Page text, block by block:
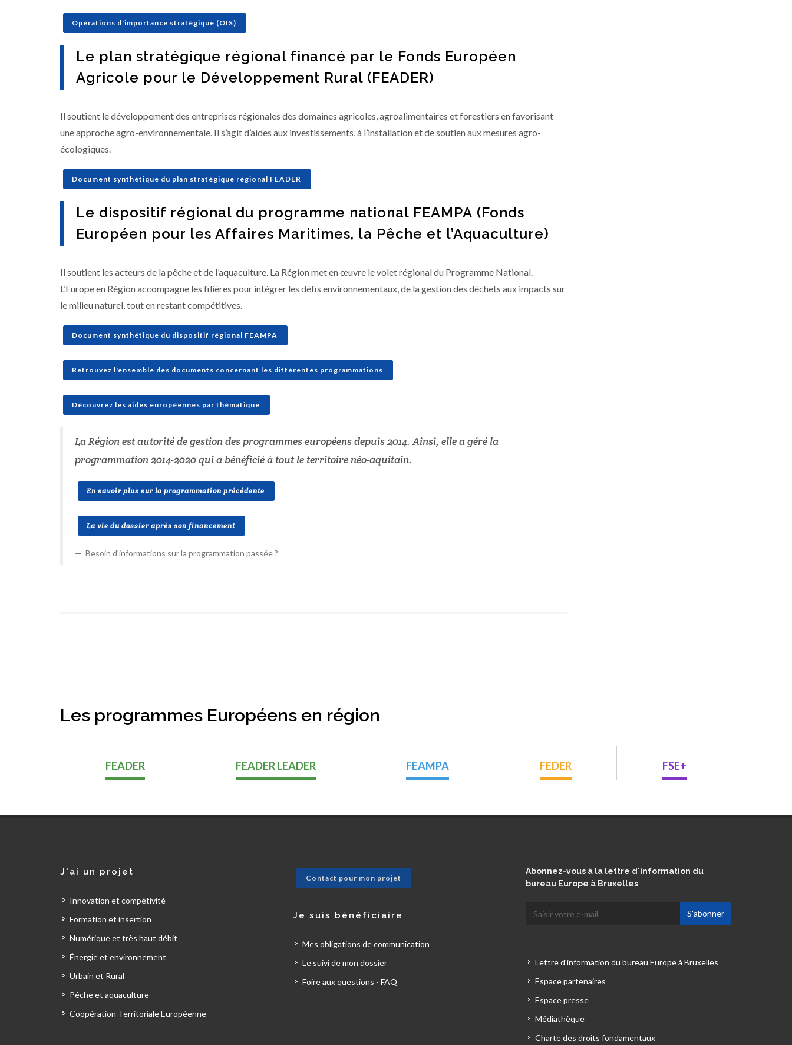
Opérations d'importance stratégique (OIS)
Le plan stratégique régional financé par le Fonds Européen
Agricole pour le Développement Rural (FEADER)
Il soutient le développement des entreprises régionales des domaines agricoles, agroalimentaires et forestiers en favorisant
une approche agro-environnementale. Il s’agit d’aides aux investissements, à l’installation et de soutien aux mesures agro-
écologiques.
Document synthétique du plan stratégique régional FEADER
Le dispositif régional du programme national FEAMPA (Fonds
Européen pour les Affaires Maritimes, la Pêche et l’Aquaculture)
Il soutient les acteurs de la pêche et de l’aquaculture. La Région met en œuvre le volet régional du Programme National.
L’Europe en Région accompagne les filières pour intégrer les défis environnementaux, de la gestion des déchets aux impacts sur
le milieu naturel, tout en restant compétitives.
Document synthétique du dispositif régional FEAMPA
Retrouvez l'ensemble des documents concernant les différentes programmations
Découvrez les aides européennes par thématique
La Région est autorité de gestion des programmes européens depuis 2014. Ainsi, elle a géré la
programmation 2014-2020 qui a bénéficié à tout le territoire néo-aquitain.
En savoir plus sur la programmation précédente
La vie du dossier après son financement
Besoin d'informations sur la programmation passée ?
Les programmes Européens en région
FEADER FEADER LEADER FEAMPA FEDER FSE+
J'ai un projet
Innovation et compétivité
Formation et insertion
Numérique et très haut débit
Énergie et environnement
Urbain et Rural
Pêche et aquaculture
Coopération Territoriale Européenne
Contact pour mon projet
Je suis bénéficiaire
Mes obligations de communication
Le suivi de mon dossier
Foire aux questions - FAQ
Abonnez-vous à la lettre d'information du
bureau Europe à Bruxelles
Lettre d'information du bureau Europe à Bruxelles
Espace partenaires
Espace presse
Médiathèque
Charte des droits fondamentaux